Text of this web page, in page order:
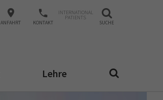
ANFAHRT KONTAKT
INTERNATIONAL
PATIENTS
SUCHE
Lehre